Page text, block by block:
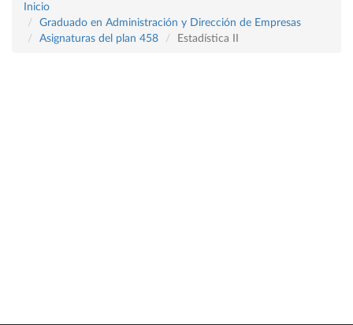
Inicio
Graduado en Administración y Dirección de Empresas
Asignaturas del plan 458
Estadística II